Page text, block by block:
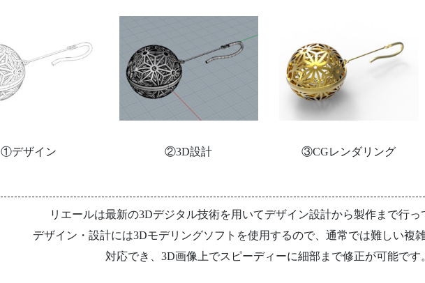
①デザイン ②3D設計 ③CGレンダリング
リエールは最新の3Dデジタル技術を用いてデザイン設計から製作まで行っ
デザイン・設計には3Dモデリングソフトを使用するので、通常では難しい複
対応でき、3D画像上でスピーディーに細部まで修正が可能です